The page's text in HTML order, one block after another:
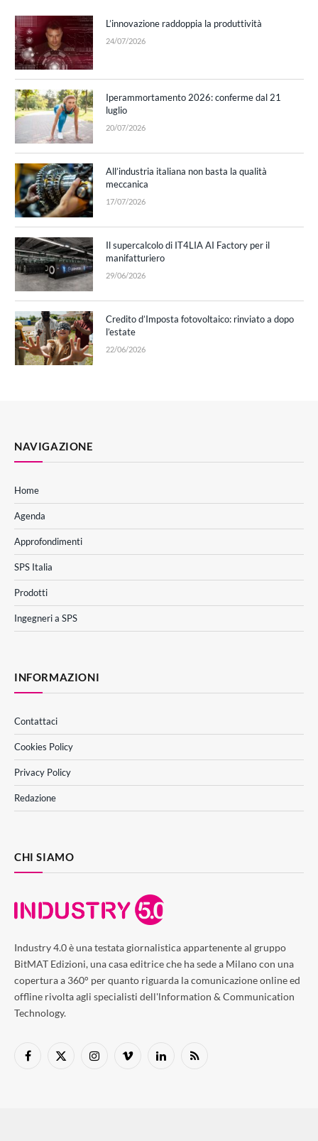
L’innovazione raddoppia la produttività
24/07/2026
Iperammortamento 2026: conferme dal 21
luglio
20/07/2026
All’industria italiana non basta la qualità
meccanica
17/07/2026
Il supercalcolo di IT4LIA AI Factory per il
manifatturiero
29/06/2026
Credito d’Imposta fotovoltaico: rinviato a dopo
l’estate
22/06/2026
NAVIGAZIONE
Home
Agenda
Approfondimenti
SPS Italia
Prodotti
Ingegneri a SPS
INFORMAZIONI
Contattaci
Cookies Policy
Privacy Policy
Redazione
CHI SIAMO
Industry 4.0 è una testata giornalistica appartenente al gruppo
BitMAT Edizioni, una casa editrice che ha sede a Milano con una
copertura a 360° per quanto riguarda la comunicazione online ed
offline rivolta agli specialisti dell'lnformation & Communication
Technology.
Facebook
X
InstagramVimeo LinkedInRSS